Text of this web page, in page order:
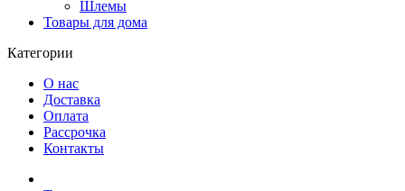
Шлемы
Товары для дома
Категории
О нас
Доставка
Оплата
Рассрочка
Контакты